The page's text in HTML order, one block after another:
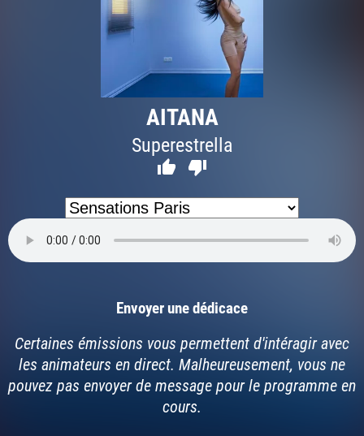
AITANA
Superestrella
 
Envoyer une dédicace
Certaines émissions vous permettent d'intéragir avec
les animateurs en direct. Malheureusement, vous ne
pouvez pas envoyer de message pour le programme en
cours.